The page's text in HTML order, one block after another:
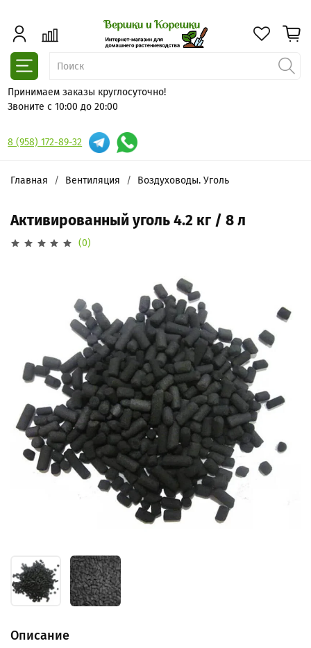
Принимаем заказы круглосуточно!
Звоните с 10:00 до 20:00
8 (958) 172-89-32
Главная Вентиляция Воздуховоды. Уголь
Активированный уголь 4.2 кг / 8 л
(0)
Описание